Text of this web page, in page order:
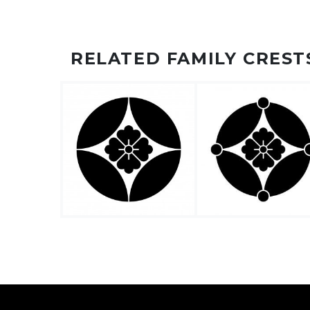
RELATED FAMILY